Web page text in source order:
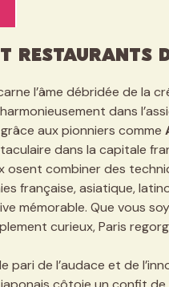
restaurants
l’âme débridée de la
dans
aux pionniers comme
dans la capitale
osent combiner des
française, asiatique,
mémorable. Que vous
curieux, Paris
de l’audace et de